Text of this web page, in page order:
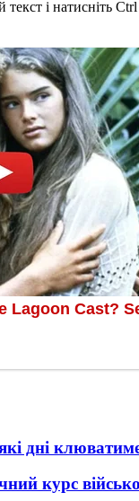
і натисніть
дні
курс